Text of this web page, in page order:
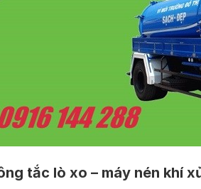
tắc lò xo – máy nén khí